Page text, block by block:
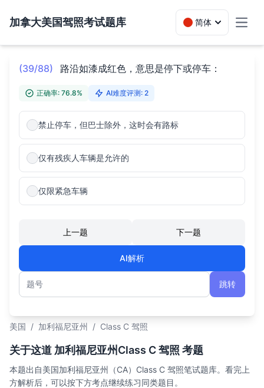
加拿大美国驾照考试题库 简体
(39/88) 路沿如漆成红色，意思是停下或停车：
正确率: 76.8% AI难度评测: 2
禁止停车，但巴士除外，这时会有路标
仅有残疾人车辆是允许的
仅限紧急车辆
上一题 下一题
AI解析
题号
跳转
美国 / 加利福尼亚州 / Class C 驾照
关于这道 加利福尼亚州Class C 驾照 考题
本题出自美国加利福尼亚州（CA）Class C 驾照笔试题库。看完上
方解析后，可以按下方考点继续练习同类题目。